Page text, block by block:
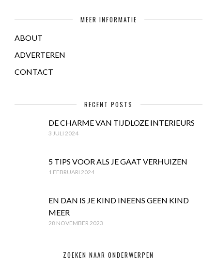
MEER INFORMATIE
ABOUT
ADVERTEREN
CONTACT
RECENT POSTS
DE CHARME VAN TIJDLOZE INTERIEURS
3 JULI 2024
5 TIPS VOOR ALS JE GAAT VERHUIZEN
1 FEBRUARI 2024
EN DAN IS JE KIND INEENS GEEN KIND
MEER
28 NOVEMBER 2023
ZOEKEN NAAR ONDERWERPEN